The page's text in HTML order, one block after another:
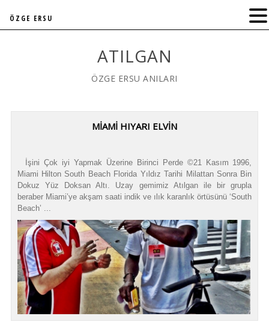
ATILGAN
ÖZGE ERSU ANILARI
MIAMI HIYARI ELVIN
İşini Çok iyi Yapmak Üzerine Birinci Perde ©21 Kasım 1996,
Miami Hilton South Beach Florida Yıldız Tarihi Milattan Sonra Bin
Dokuz Yüz Doksan Altı. Uzay gemimiz Atılgan ile bir grupla
beraber Miami’ye akşam saati indik ve ılık karanlık örtüsünü ‘South
Beach’ ...
ÖZGE ERSU